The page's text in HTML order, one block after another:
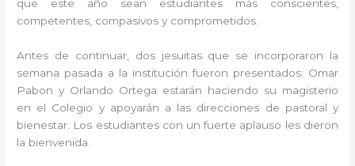
que este año sean estudiantes más conscientes,
competentes, compasivos y comprometidos.
Antes de continuar, dos jesuitas que se incorporaron la
semana pasada a la institución fueron presentados: Omar
Pabon y Orlando Ortega estarán haciendo su magisterio
en el Colegio y apoyarán a las direcciones de pastoral y
bienestar. Los estudiantes con un fuerte aplauso les dieron
la bienvenida.